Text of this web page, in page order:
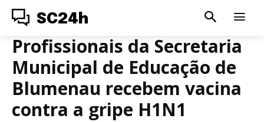
SC24h
Profissionais da Secretaria
Municipal de Educação de
Blumenau recebem vacina
contra a gripe H1N1